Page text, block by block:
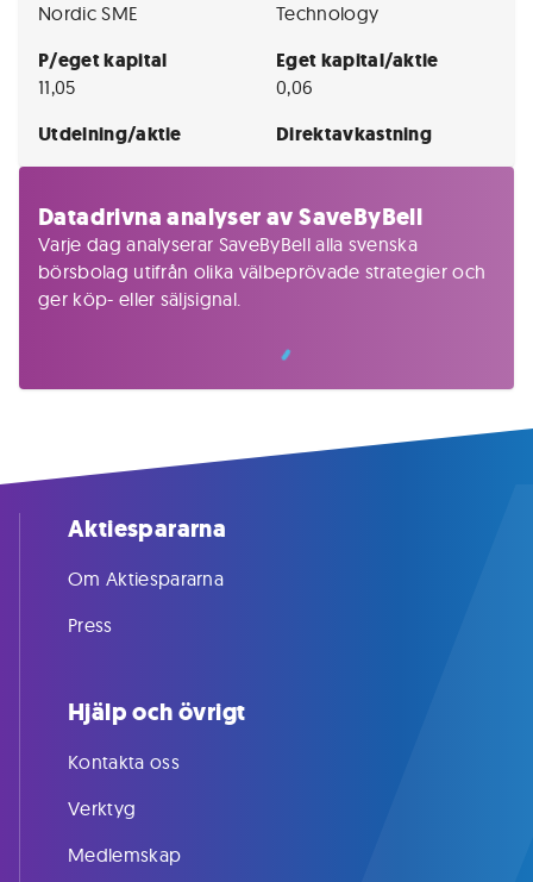
Nordic SME Technology
P/eget kapital
11,05
Eget kapital/aktie
0,06
Utdelning/aktie Direktavkastning
Datadrivna analyser av SaveByBell
Varje dag analyserar SaveByBell alla svenska
börsbolag utifrån olika välbeprövade strategier och
ger köp- eller säljsignal.
Aktiespararna
Om Aktiespararna
Press
Hjälp och övrigt
Kontakta oss
Verktyg
Medlemskap